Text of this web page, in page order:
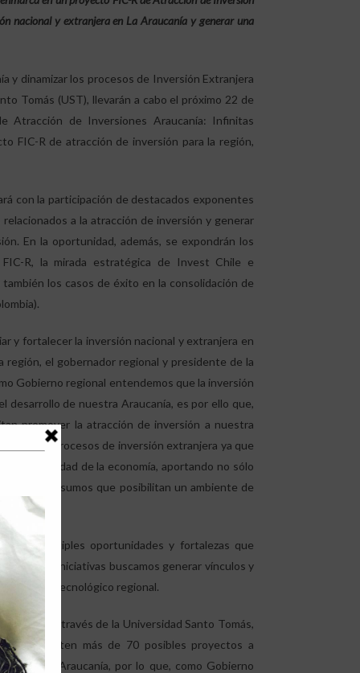
nacional y extranjera en La Araucanía y generar una
y dinamizar los procesos de Inversión Extranjera
Tomás (UST), llevarán a cabo el próximo 22 de
Atracción de Inversiones Araucanía: Infinitas
FIC-R de atracción de inversión para la región,
con la participación de destacados exponentes
a la atracción de inversión y generar
En la oportunidad, además, se expondrán los
R, la mirada estratégica de Invest Chile e
los casos de éxito en la consolidación de
y fortalecer la inversión nacional y extranjera en
región, el gobernador regional y presidente de la
Gobierno regional entendemos que la inversión
desarrollo de nuestra Araucanía, es por ello que,
promover la atracción de inversión a nuestra
los procesos de inversión extranjera ya que
de la economía, aportando no sólo
e insumos que posibilitan un ambiente de
múltiples oportunidades y fortalezas que
tipo de iniciativas buscamos generar vínculos y
y tecnológico regional.
a través de la Universidad Santo Tomás,
que existen más de 70 posibles proyectos a
nuestra Araucanía, por lo que, como Gobierno